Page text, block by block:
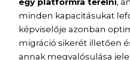
minden kapacitásukat
képviselője azonban
migráció sikerét illetően
annak megvalósulása